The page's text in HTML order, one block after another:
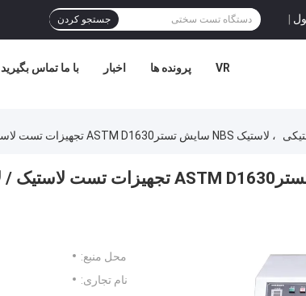
| جستجو کردن
با ما تماس بگیرید اخبار پرونده ها VR
، لاستیک NBS سایش تسترASTM D1630 تجهیزات تست لاستیک / لاستیک NBS دستگاه تست زنی
محل منبع:
نام تجاری: